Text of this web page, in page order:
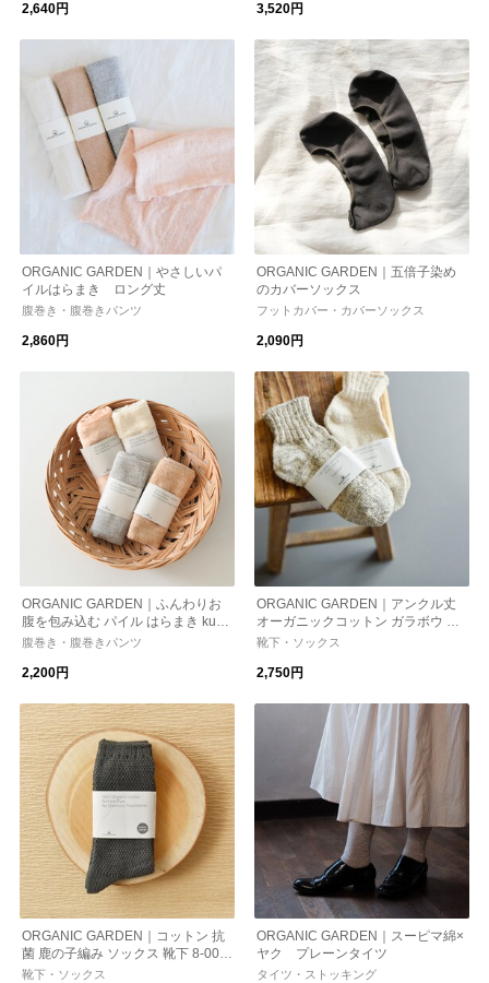
2,640円 3,520円
ORGANIC GARDEN｜やさしいパ
イルはらまき ロング丈
腹巻き・腹巻きパンツ
2,860円
ORGANIC GARDEN｜五倍子染め
のカバーソックス
フットカバー・カバーソックス
2,090円
ORGANIC GARDEN｜ふんわりお
腹を包み込む パイル はらまき kura
shisha
腹巻き・腹巻きパンツ
2,200円
ORGANIC GARDEN｜アンクル丈
オーガニックコットン ガラボウ ソ
ックス 靴下 8-0001-rf
靴下・ソックス
2,750円
ORGANIC GARDEN｜コットン 抗
菌 鹿の子編み ソックス 靴下 8-003
7
靴下・ソックス
ORGANIC GARDEN｜スーピマ綿×
ヤク プレーンタイツ
タイツ・ストッキング